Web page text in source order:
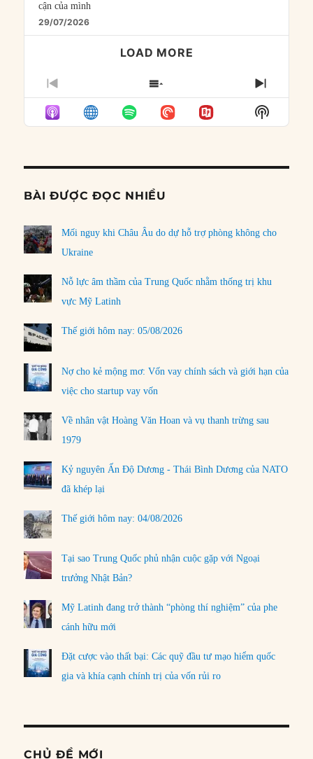
cận của mình
29/07/2026
LOAD MORE
PREVIOUS
EPISODE
SHOW
EPISODES
LIST
NEXT
Show
Podcast
BÀI ĐƯỢC ĐỌC NHIỀU
Mối nguy khi Châu Âu do dự hỗ trợ phòng không cho
Ukraine
Nỗ lực âm thầm của Trung Quốc nhằm thống trị khu
vực Mỹ Latinh
Thế giới hôm nay: 05/08/2026
Nợ cho kẻ mộng mơ: Vốn vay chính sách và giới hạn của
việc cho startup vay vốn
Về nhân vật Hoàng Văn Hoan và vụ thanh trừng sau
1979
Kỷ nguyên Ấn Độ Dương - Thái Bình Dương của NATO
đã khép lại
Thế giới hôm nay: 04/08/2026
Tại sao Trung Quốc phủ nhận cuộc gặp với Ngoại
trưởng Nhật Bản?
Mỹ Latinh đang trở thành “phòng thí nghiệm” của phe
cánh hữu mới
Đặt cược vào thất bại: Các quỹ đầu tư mạo hiểm quốc
gia và khía cạnh chính trị của vốn rủi ro
CHỦ ĐỀ MỚI